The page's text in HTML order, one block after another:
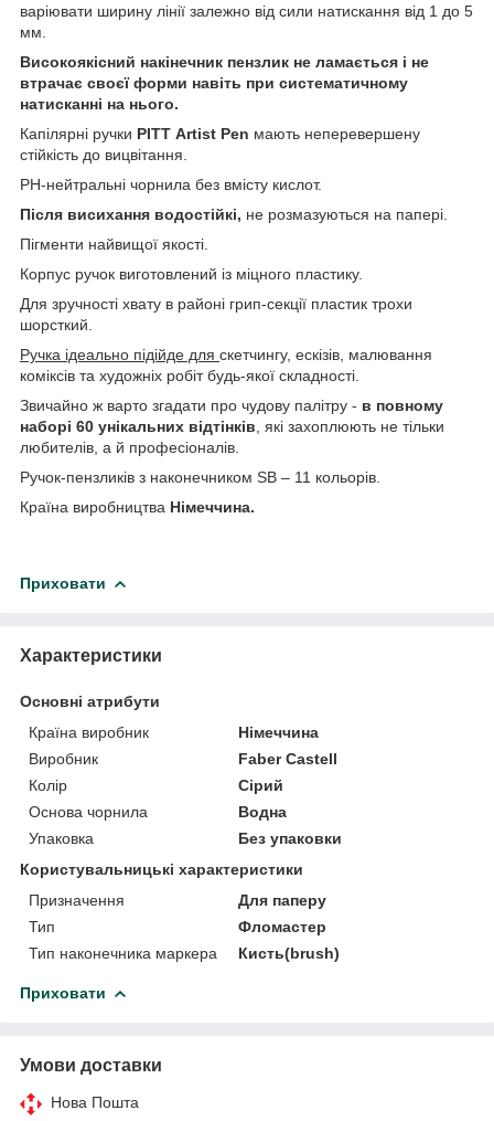
варіювати ширину лінії залежно від сили натискання від 1 до 5
мм.
Високоякісний накінечник пензлик не ламається і не
втрачає своєї форми навіть при систематичному
натисканні на нього.
Капілярні ручки PITT Artist Pen мають неперевершену
стійкість до вицвітання.
PH-нейтральні чорнила без вмісту кислот.
Після висихання водостійкі, не розмазуються на папері.
Пігменти найвищої якості.
Корпус ручок виготовлений із міцного пластику.
Для зручності хвату в районі грип-секції пластик трохи
шорсткий.
Ручка ідеально підійде для скетчингу, ескізів, малювання
коміксів та художніх робіт будь-якої складності.
Звичайно ж варто згадати про чудову палітру - в повному
наборі 60 унікальних відтінків , які захоплюють не тільки
любителів, а й професіоналів.
Ручок-пензликів з наконечником SB – 11 кольорів.
Країна виробництва Німеччина.
Приховати
Характеристики
Основні атрибути
Країна виробник
Німеччина
Виробник
Faber Castell
Колір
Сірий
Основа чорнила
Водна
Упаковка
Без упаковки
Користувальницькі характеристики
Призначення
Для паперу
Тип
Фломастер
Тип наконечника маркера
Кисть(brush)
Приховати
Умови доставки
Нова Пошта